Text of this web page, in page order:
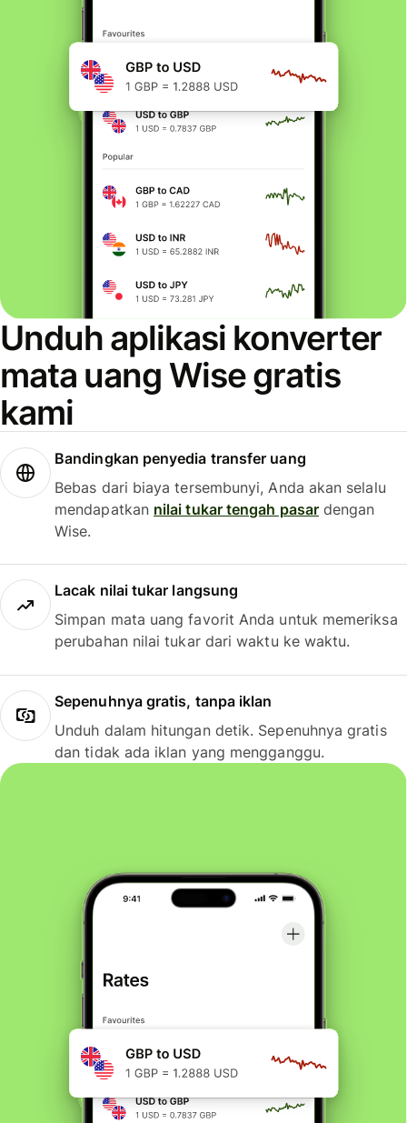
Unduh aplikasi konverter
mata uang Wise gratis
kami
Bandingkan penyedia transfer uang
Bebas dari biaya tersembunyi, Anda akan selalu
mendapatkan nilai tukar tengah pasardengan
Wise.
Lacak nilai tukar langsung
Simpan mata uang favorit Anda untuk memeriksa
perubahan nilai tukar dari waktu ke waktu.
Sepenuhnya gratis, tanpa iklan
Unduh dalam hitungan detik. Sepenuhnya gratis
dan tidak ada iklan yang mengganggu.